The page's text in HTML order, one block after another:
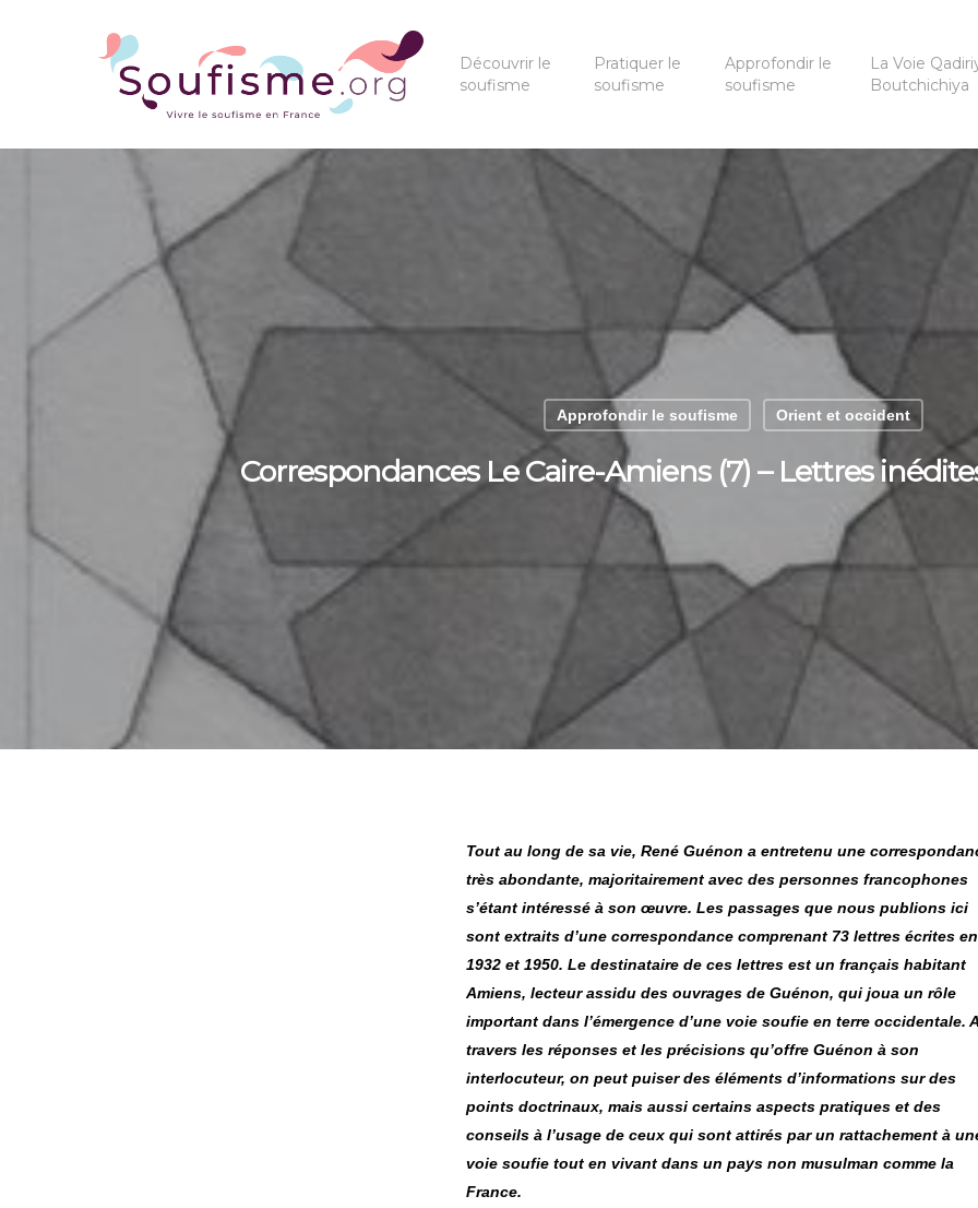
Découvrir le
soufisme
Pratiquer le
soufisme
Approfondir le
soufisme
La Voie
Boutchichiya
Approfondir le soufisme Orient et occident
Correspondances Le Caire-Amiens (7) – Lettres
Tout au long de sa vie, René Guénon a entretenu une
très abondante, majoritairement avec des personnes francophones
s’étant intéressé à son œuvre. Les passages que nous publions ici
sont extraits d’une correspondance comprenant 73 lettres écrites
1932 et 1950. Le destinataire de ces lettres est un français habitant
Amiens, lecteur assidu des ouvrages de Guénon, qui joua un rôle
important dans l’émergence d’une voie soufie en terre occidentale. A
travers les réponses et les précisions qu’offre Guénon à son
interlocuteur, on peut puiser des éléments d’informations sur des
points doctrinaux, mais aussi certains aspects pratiques et des
conseils à l’usage de ceux qui sont attirés par un rattachement à
voie soufie tout en vivant dans un pays non musulman comme la
France.